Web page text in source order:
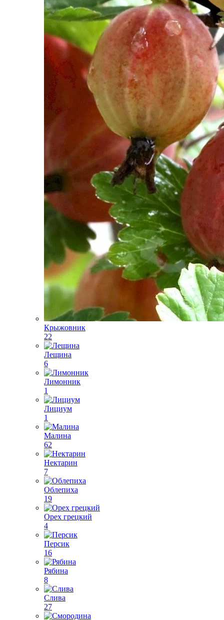
Крыжовник
22
Лещина
6
Лимонник
1
Лициум
1
Малина
62
Нектарин
7
Облепиха
19
Орех грецкий
4
Персик
16
Рябина
8
Слива
27